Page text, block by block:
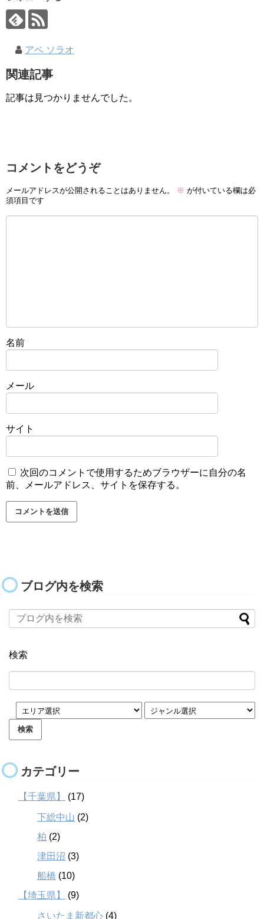
アベ ソラオ
関連記事
記事は見つかりませんでした。
コメントをどうぞ
メールアドレスが公開されることはありません。 ※ が付いている欄は必
須項目です
名前
メール
サイト
次回のコメントで使用するためブラウザーに自分の名
前、メールアドレス、サイトを保存する。
ブログ内を検索
検索
カテゴリー
【千葉県】 (17)
下総中山 (2)
柏 (2)
津田沼 (3)
船橋 (10)
【埼玉県】
(9)
さいたま新都心 (4)